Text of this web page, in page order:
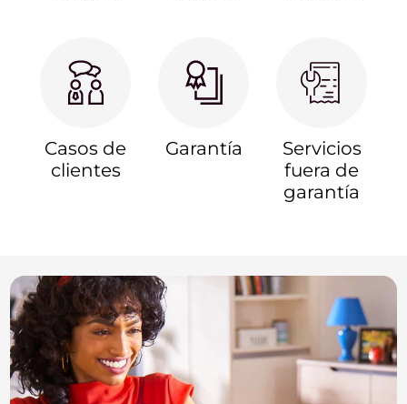
Casos de
clientes
Garantía
Servicios
fuera de
garantía